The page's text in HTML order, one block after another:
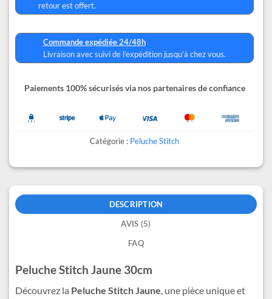
retour est offert.
Commande expédiée 24/48h
Livraison avec suivi de l’expédition jusqu’à chez vous.
Paiements 100% sécurisés via nos partenaires de confiance
Catégorie : Peluche Stitch
DESCRIPTION
AVIS (5)
FAQ
Peluche Stitch Jaune 30cm
Découvrez la Peluche Stitch Jaune, une pièce unique et